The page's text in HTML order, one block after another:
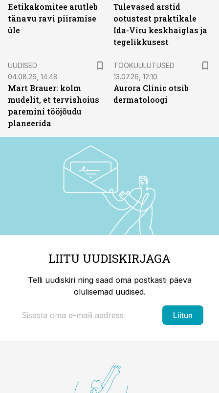
Eetikakomitee arutleb
tänavu ravi piiramise
üle
Tulevased arstid
ootustest praktikale
Ida-Viru keskhaiglas ja
tegelikkusest
UUDISED
04.08.26, 14:48
Mart Brauer: kolm
mudelit, et tervishoius
paremini tööjõudu
planeerida
TÖÖKUULUTUSED
13.07.26, 12:10
Aurora Clinic otsib
dermatoloogi
LIITU UUDISKIRJAGA
Telli uudiskiri ning saad oma postkasti päeva
olulisemad uudised.
Liitun